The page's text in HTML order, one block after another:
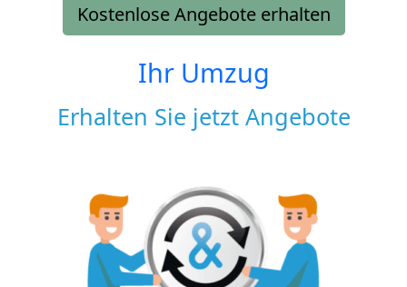
Kostenlose Angebote erhalten
Ihr Umzug
Erhalten Sie jetzt Angebote